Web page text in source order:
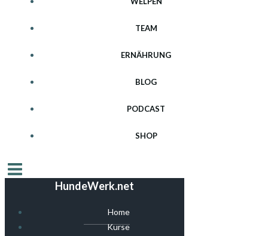
TEAM
ERNÄHRUNG
BLOG
PODCAST
SHOP
HundeWerk.net
Home
Kurse